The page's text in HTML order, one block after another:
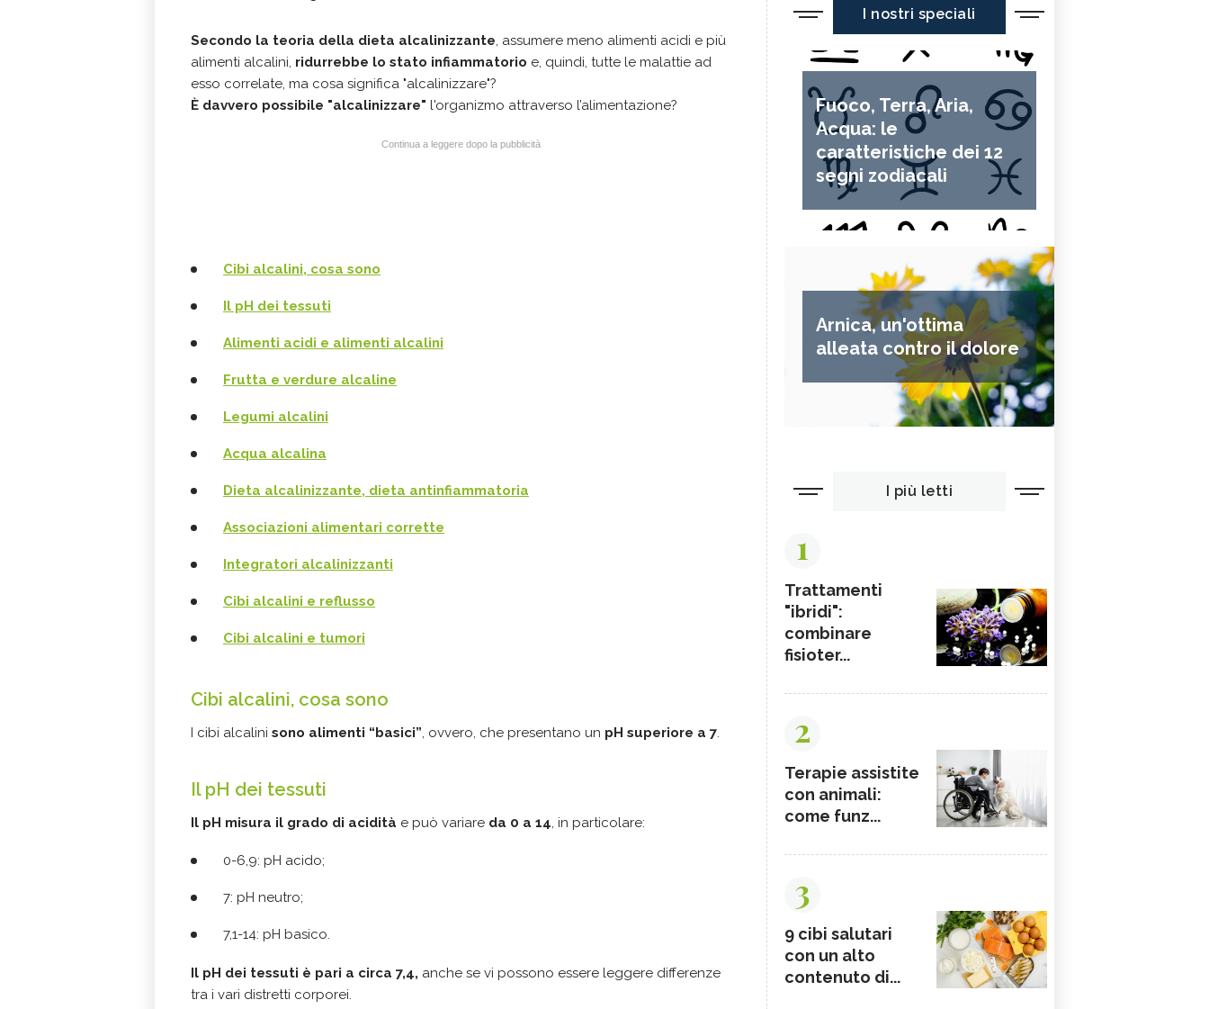
Secondo la teoria della dieta alcalinizzante, assumere meno alimenti acidi e più
alimenti alcalini, ridurrebbe lo stato infiammatorio e, quindi, tutte le malattie ad
esso correlate, ma cosa significa "alcalinizzare"?
È davvero possibile "alcalinizzare" l'organizmo attraverso l’alimentazione?
Continua a leggere dopo la pubblicità
Cibi alcalini, cosa sono
Il pH dei tessuti
Alimenti acidi e alimenti alcalini
Frutta e verdure alcaline
Legumi alcalini
Acqua alcalina
Dieta alcalinizzante, dieta antinfiammatoria
Associazioni alimentari corrette
Integratori alcalinizzanti
Cibi alcalini e reflusso
Cibi alcalini e tumori
Cibi alcalini, cosa sono
I cibi alcalini sono alimenti “basici”, ovvero, che presentano un pH superiore a 7.
Il pH dei tessuti
Il pH misura il grado di acidità e può variare da 0 a 14, in particolare:
0-6,9: pH acido;
7: pH neutro;
7,1-14: pH basico.
Il pH dei tessuti è pari a circa 7,4, anche se vi possono essere leggere differenze
tra i vari distretti corporei.
I nostri speciali
Fuoco, Terra, Aria,
Acqua: le
caratteristiche dei 12
segni zodiacali
Arnica, un'ottima
alleata contro il dolore
I più letti
1
Trattamenti
"ibridi":
combinare
fisioter...
2
Terapie assistite
con animali:
come funz...
3
9 cibi salutari
con un alto
contenuto di...